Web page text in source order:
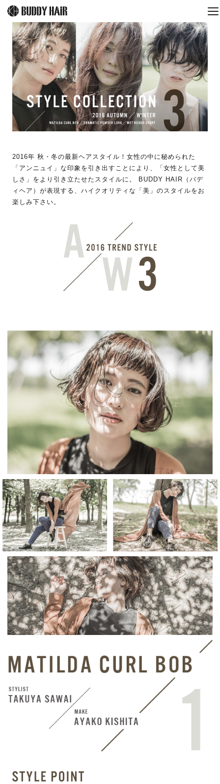
2016年 秋・冬の最新ヘアスタイル！女性の中に秘められた
「アンニュイ」な印象を引き出すことにより、「女性として美
しさ」をより引き立たせたスタイルに。 BUDDY HAIR（バデ
ィヘア）が表現する、ハイクオリティな「美」のスタイルをお
楽しみ下さい。